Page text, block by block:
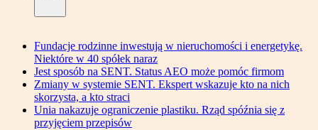
Fundacje rodzinne inwestują w nieruchomości i energetykę.
Niektóre w 40 spółek naraz
Jest sposób na SENT. Status AEO może pomóc firmom
Zmiany w systemie SENT. Ekspert wskazuje kto na nich
skorzysta, a kto straci
Unia nakazuje ograniczenie plastiku. Rząd spóźnia się z
przyjęciem przepisów